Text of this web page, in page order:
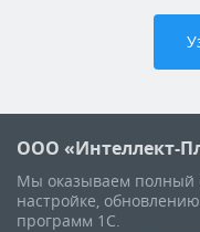
ООО «Интеллект-
Мы оказываем полный
настройке,
программ 1С.